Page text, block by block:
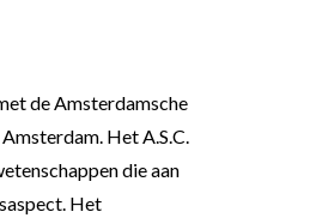
de Amsterdamsche
Het A.S.C.
die aan
Het